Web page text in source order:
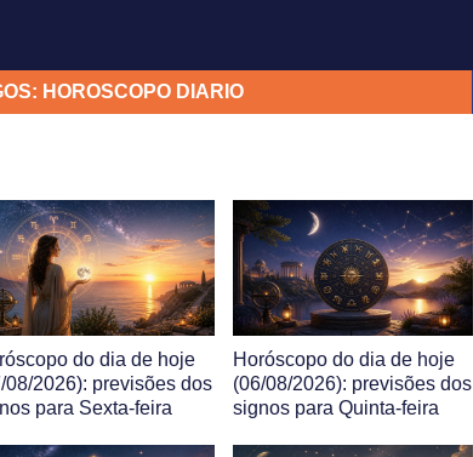
HOROSCOPO DIARIO
do dia de hoje
08/2026): previsões dos
para Sexta-feira
Horóscopo do dia de hoje
(06/08/2026): previsões dos
signos para Quinta-feira